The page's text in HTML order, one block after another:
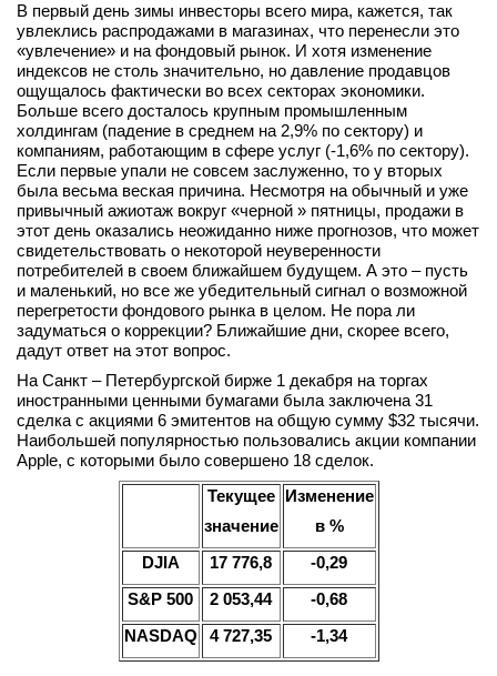
Новости
Интервью
вконтакте
телеграм
Стать автором
Вход
В первый день зимы инвесторы всего мира, кажется, так
увлеклись распродажами в магазинах, что перенесли это
«увлечение» и на фондовый рынок. И хотя изменение
индексов не столь значительно, но давление продавцов
ощущалось фактически во всех секторах экономики.
Больше всего досталось крупным промышленным
холдингам (падение в среднем на 2,9% по сектору) и
компаниям, работающим в сфере услуг (-1,6% по сектору).
Если первые упали не совсем заслуженно, то у вторых
была весьма веская причина. Несмотря на обычный и уже
привычный ажиотаж вокруг «черной » пятницы, продажи в
этот день оказались неожиданно ниже прогнозов, что может
свидетельствовать о некоторой неуверенности
потребителей в своем ближайшем будущем. А это – пусть
и маленький, но все же убедительный сигнал о возможной
перегретости фондового рынка в целом. Не пора ли
задуматься о коррекции? Ближайшие дни, скорее всего,
дадут ответ на этот вопрос.
На Санкт – Петербургской бирже 1 декабря на торгах
иностранными ценными бумагами была заключена 31
сделка с акциями 6 эмитентов на общую сумму $32 тысячи.
Наибольшей популярностью пользовались акции компании
Apple, с которыми было совершено 18 сделок.
Текущее
значение
Изменение
в %
DJIA
17 776,8 -0,29
S&P 500 2 053,44 -0,68
NASDAQ
4 727,35 -1,34